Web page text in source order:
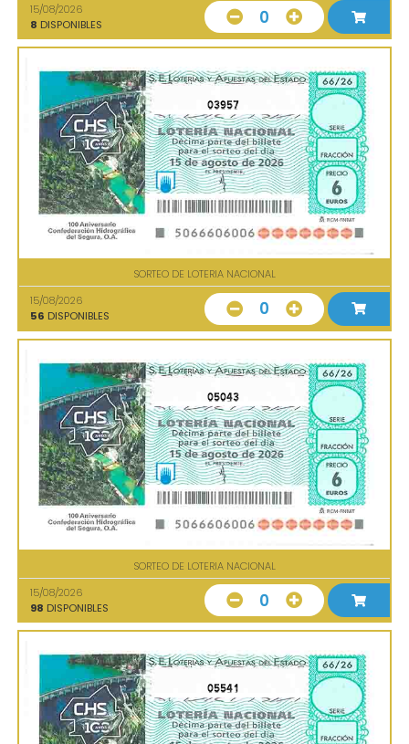
15/08/2026
8 DISPONIBLES 0
03957
SORTEO DE LOTERIA NACIONAL
15/08/2026
56 DISPONIBLES 0
05043
SORTEO DE LOTERIA NACIONAL
15/08/2026
98 DISPONIBLES 0
05541